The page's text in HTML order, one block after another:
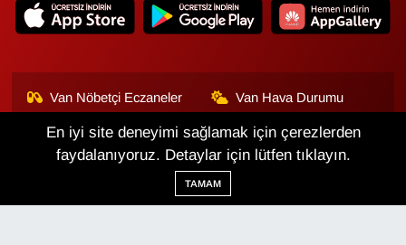
Van Nöbetçi Eczaneler Van Hava Durumu
Van Namaz Vakitleri
Van Trafik Yoğunluk
Haritası
Puan Durumu ve Fikstür
En iyi site deneyimi sağlamak için çerezlerden
faydalanıyoruz. Detaylar için lütfen tıklayın.
TAMAM